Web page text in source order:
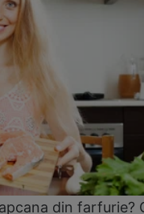
din farfurie?